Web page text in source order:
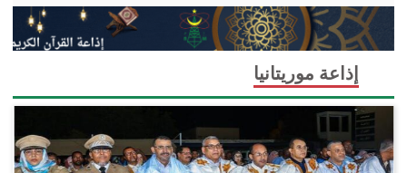
إذاعة موريتانيا